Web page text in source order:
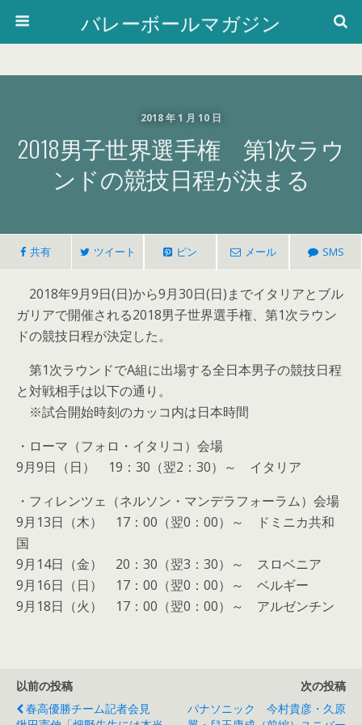
バレーボールマガジン
2018 年 1 月 10 日
2018男子世界選手権 第1次ラウ
ンドの競技日程が決まる
共有 ツイート ピン メール SMS
2018年9月9日(日)から9月30日(日)までイタリアとブル
ガリアで開催される2018男子世界選手権、第1次ラウン
ドの競技日程が決定した。
第1次ラウンドでA組に出場する全日本男子の競技日程
と対戦相手は以下の通り。
※試合開始時刻のカッコ内は日本時間
・ローマ（フォロ・イタリコ）会場
9月9日（日） 19：30（翌2：30）～ イタリア
・フィレンツェ（ネルソン・マンデラフォーラム）会場
9月13日（木） 17：00（翌0：00）～ ドミニカ共和
国
9月14日（金） 20：30（翌3：30）～ スロベニア
9月16日（日） 17：00（翌0：00）～ ベルギー
9月18日（火） 17：00（翌0：00）～ アルゼンチン
以前の投稿
春高優勝チーム記者会見
次の投稿
パナソニック 今村貴彦・久原